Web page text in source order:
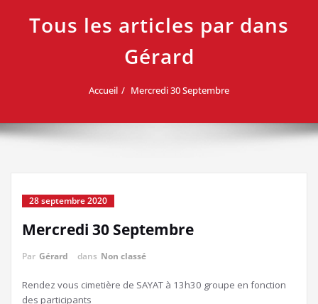
Tous les articles par dans
Gérard
Accueil Mercredi 30 Septembre
28 septembre 2020
Mercredi 30 Septembre
Par Gérard dans Non classé
Rendez vous cimetière de SAYAT à 13h30 groupe en fonction
des participants